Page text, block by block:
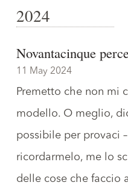
2024
Novantacinque
11 May 2024
Premetto che non mi
modello. O meglio,
possibile per provaci
ricordarmelo, me lo
delle cose che faccio